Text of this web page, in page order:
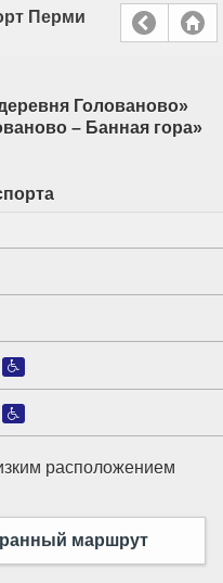
Перми
Голованово»
– Банная гора»
расположением
маршрут